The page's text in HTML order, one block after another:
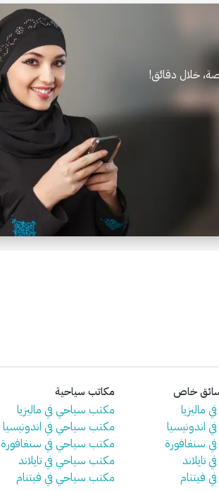
خلال دقائق!
خاص
ماليزيا
اندونيسيا
سنغافورة
تايلاند
فيتنام
مكاتب سياحية
مكتب سياحي في ماليزيا
مكتب سياحي في اندونيسيا
مكتب سياحي في سنغافورة
مكتب سياحي في تايلاند
مكتب سياحي في فيتنام